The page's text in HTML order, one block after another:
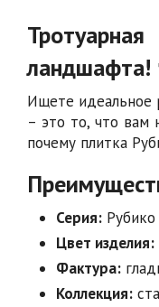
ландшафта!
Ищете идеальное
– это то, что вам
почему плитка
Серия:
Цвет изделия:
Фактура:
Коллекция: